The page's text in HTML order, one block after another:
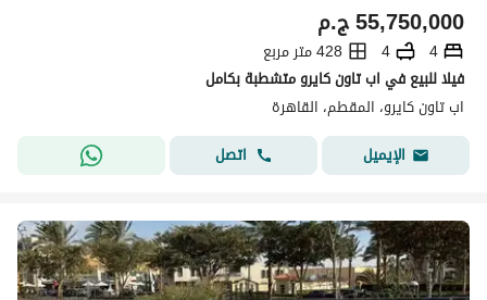
ج.م55,750,000
4
4
428 متر مربع
فيلا للبيع في اب تاون كايرو متشطبة بكامل
اب تاون كايرو، المقطم، القاهرة
الإيميل
اتصل